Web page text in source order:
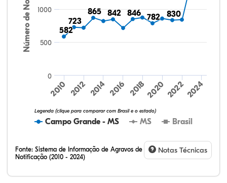
582
582
723
723
865
865 842
842 846
846 782
782 830
830
Campo Grande - MS MS Brasil
Legenda (clique para comparar com Brasil e o estado)
2010 2012 2014 2016 20182020 20222024
0
500
1000
Fonte: Sistema de Informação de Agravos de
Notificação (2010 - 2024)
Notas Técnicas
31,27%
4,61%
0,44%
54,26%
9,07%
0,35%
32,57%
9,24%
0,46%
54,88%
1,27%
1,56%